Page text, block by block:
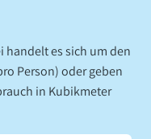
handelt es sich um den
Person) oder geben
in Kubikmeter